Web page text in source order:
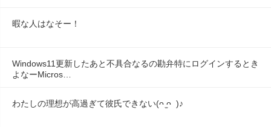
暇な人はなそー！
Windows11更新したあと不具合なるの勘弁特にログインするとき
よなーMicros…
わたしの理想が高過ぎて彼氏できない(ᴖ ̫ᴖ  )♪